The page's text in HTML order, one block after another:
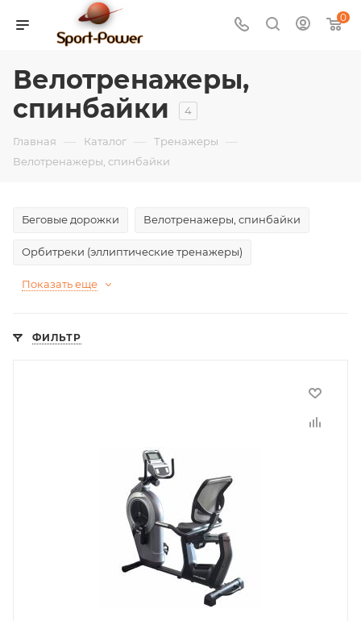
0
Велотренажеры,
спинбайки
4
Главная — Каталог — Тренажеры —
Велотренажеры, спинбайки
Беговые дорожки Велотренажеры, спинбайки
Орбитреки (эллиптические тренажеры)
Показать еще
ФИЛЬТР